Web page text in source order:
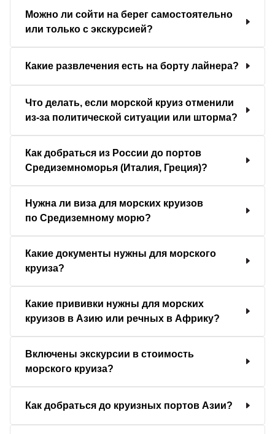
Можно ли сойти на берег самостоятельно
или только с экскурсией?
Какие развлечения есть на борту лайнера?
Что делать, если морской круиз отменили
из-за политической ситуации или шторма?
Как добраться из России до портов
Средиземноморья (Италия, Греция)?
Нужна ли виза для морских круизов
по Средиземному морю?
Какие документы нужны для морского
круиза?
Какие прививки нужны для морских
круизов в Азию или речных в Африку?
Включены экскурсии в стоимость
морского круиза?
Как добраться до круизных портов Азии?